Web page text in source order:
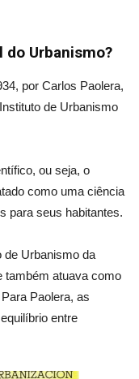
do Urbanismo?
por Carlos Paolera,
de Urbanismo
ou seja, o
como uma ciência
para seus habitantes.
de Urbanismo da
também atuava como
Paolera, as
entre